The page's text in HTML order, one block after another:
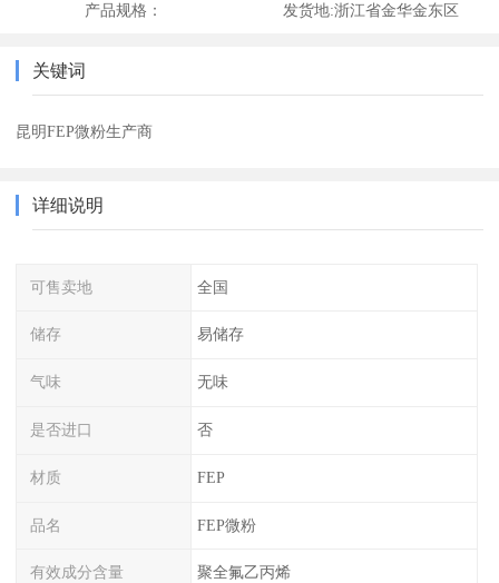
产品规格： 发货地:浙江省金华金东区
关键词
昆明FEP微粉生产商
详细说明
可售卖地 全国
储存 易储存
气味 无味
是否进口 否
材质 FEP
品名 FEP微粉
有效成分含量 聚全氟乙丙烯